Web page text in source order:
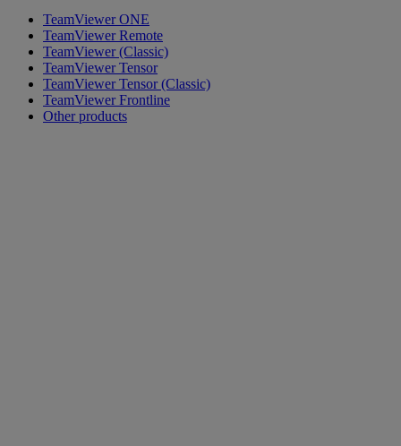
TeamViewer ONE
TeamViewer Remote
TeamViewer (Classic)
TeamViewer Tensor
TeamViewer Tensor (Classic)
TeamViewer Frontline
Other products